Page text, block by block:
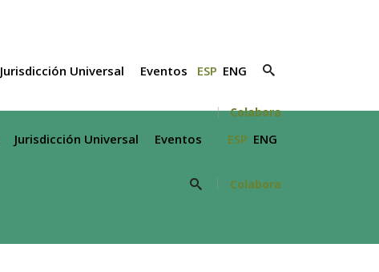
Jurisdicción Universal Eventos ESP ENG
Colabora
Jurisdicción Universal Eventos ESP ENG
Colabora